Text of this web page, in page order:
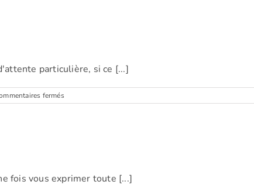
particulière, si ce [...]
ferméssur
Charlotte
fois vous exprimer toute [...]